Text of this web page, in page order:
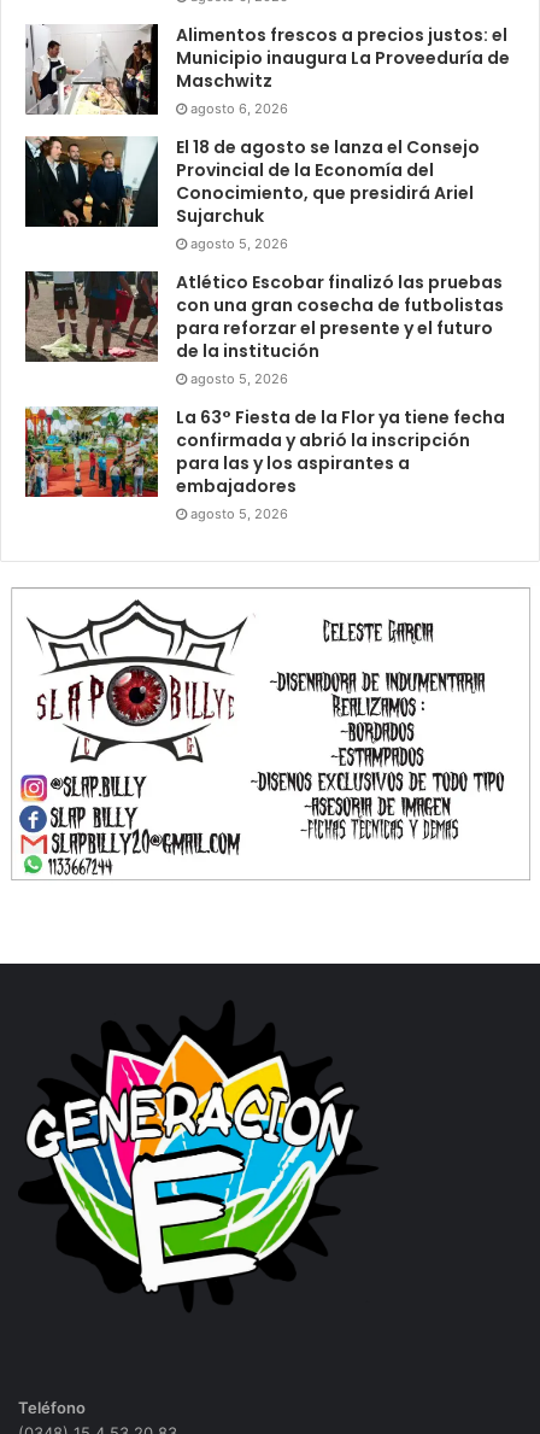
Alimentos frescos a precios justos: el
Municipio inaugura La Proveeduría de
Maschwitz
agosto 6, 2026
El 18 de agosto se lanza el Consejo
Provincial de la Economía del
Conocimiento, que presidirá Ariel
Sujarchuk
agosto 5, 2026
Atlético Escobar finalizó las pruebas
con una gran cosecha de futbolistas
para reforzar el presente y el futuro
de la institución
agosto 5, 2026
La 63° Fiesta de la Flor ya tiene fecha
confirmada y abrió la inscripción
para las y los aspirantes a
embajadores
agosto 5, 2026
Teléfono